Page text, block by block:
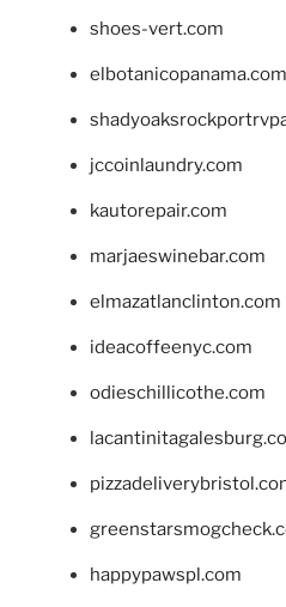
shoes-vert.com
elbotanicopanama.com
jccoinlaundry.com
kautorepair.com
marjaeswinebar.com
elmazatlanclinton.com
ideacoffeenyc.com
odieschillicothe.com
happypawspl.com